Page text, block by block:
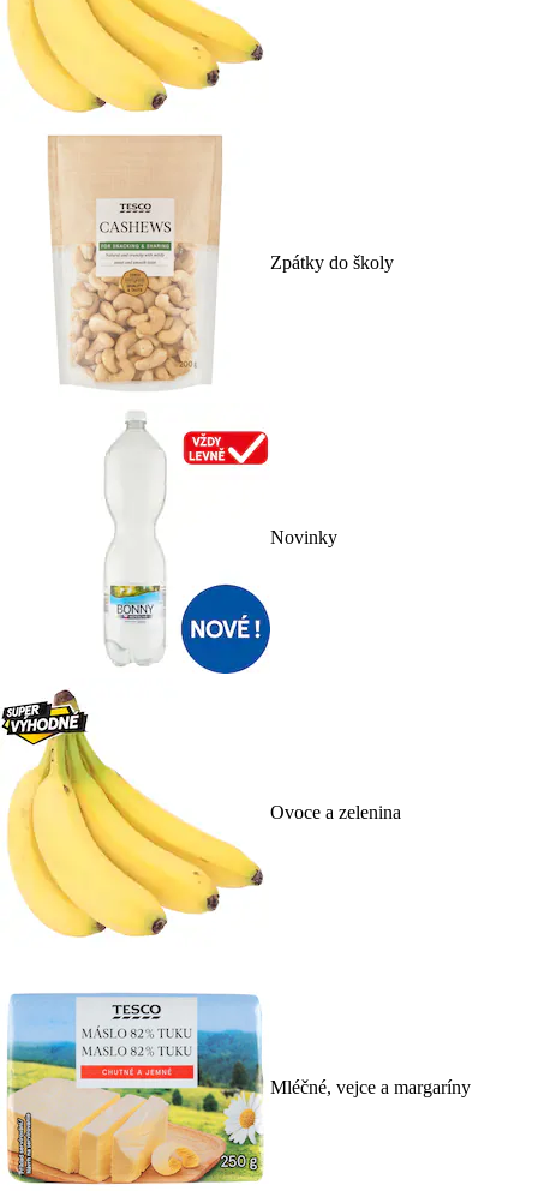
Zpátky do školy
Novinky
Ovoce a zelenina
Mléčné, vejce a margaríny